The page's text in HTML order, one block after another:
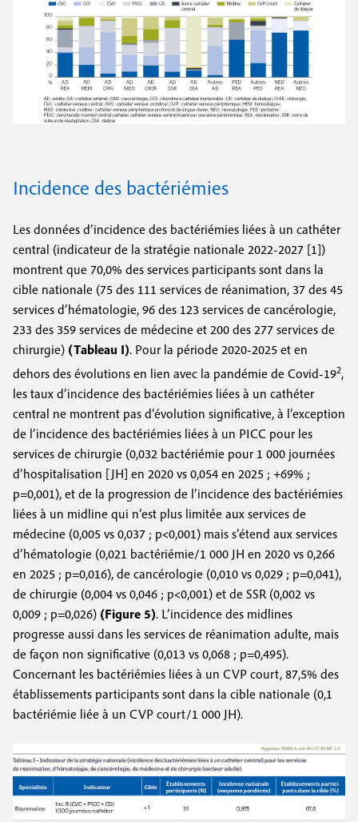
Incidence des bactériémies
Les données d’incidence des bactériémies liées à un cathéter
central (indicateur de la stratégie nationale 2022-2027 [1])
montrent que 70,0% des services participants sont dans la
cible nationale (75 des 111 services de réanimation, 37 des 45
services d’hématologie, 96 des 123 services de cancérologie,
233 des 359 services de médecine et 200 des 277 services de
chirurgie) (Tableau I). Pour la période 2020-2025 et en
dehors des évolutions en lien avec la pandémie de Covid-192,
les taux d’incidence des bactériémies liées à un cathéter
central ne montrent pas d’évolution significative, à l’exception
de l’incidence des bactériémies liées à un PICC pour les
services de chirurgie (0,032 bactériémie pour 1 000 journées
d’hospitalisation [JH] en 2020 vs 0,054 en 2025 ; +69% ;
p=0,001), et de la progression de l’incidence des bactériémies
liées à un midline qui n’est plus limitée aux services de
médecine (0,005 vs 0,037 ; p<0,001) mais s’étend aux services
d’hématologie (0,021 bactériémie/1 000 JH en 2020 vs 0,266
en 2025 ; p=0,016), de cancérologie (0,010 vs 0,029 ; p=0,041),
de chirurgie (0,004 vs 0,046 ; p<0,001) et de SSR (0,002 vs
0,009 ; p=0,026) (Figure 5). L’incidence des midlines
progresse aussi dans les services de réanimation adulte, mais
de façon non significative (0,013 vs 0,068 ; p=0,495).
Concernant les bactériémies liées à un CVP court, 87,5% des
établissements participants sont dans la cible nationale (0,1
bactériémie liée à un CVP court/1 000 JH).